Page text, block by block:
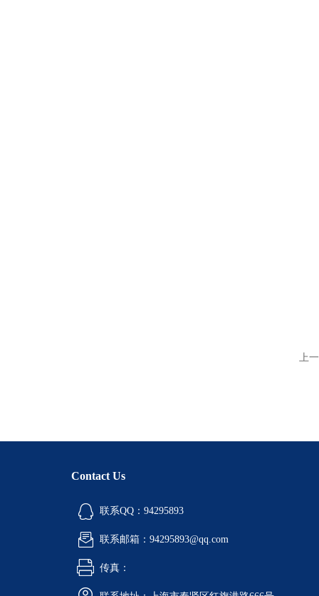
上
Contact Us
联系QQ：94295893
联系邮箱：94295893@qq.com
传真：